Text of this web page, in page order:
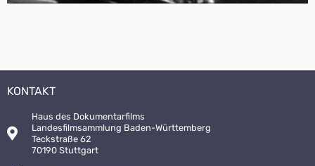
KONTAKT
Haus des Dokumentarfilms
Landesfilmsammlung Baden-Württemberg
Teckstraße 62
70190 Stuttgart